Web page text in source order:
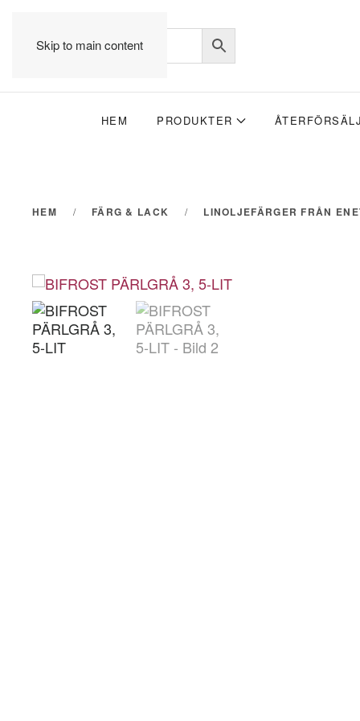
Skip to main content
HEM PRODUKTER
HEM FÄRG & LACK LINOLJEFÄRGER FRÅN